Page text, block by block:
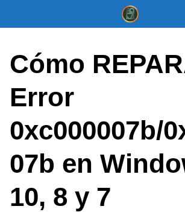
Cómo
Error
0xc000007b/
07b en
10, 8 y 7